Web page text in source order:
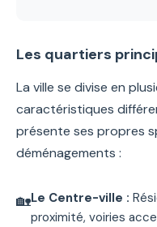
Les quartiers
La ville se divise en
caractéristiques
présente ses propres
déménagements :
🏡Le Centre-ville :
proximité, voiries